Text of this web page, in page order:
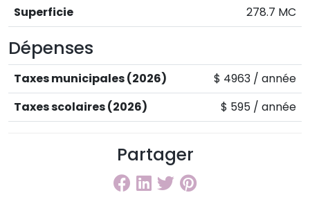
Superficie
278.7 MC
Dépenses
Taxes municipales (2026)
$ 4963 / année
Taxes scolaires (2026)
$ 595 / année
Partager